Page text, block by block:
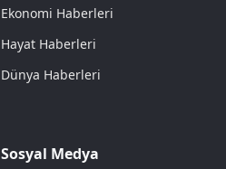
Ekonomi Haberleri
Hayat Haberleri
Dünya Haberleri
Sosyal Medya